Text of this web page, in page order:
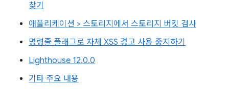
찾기
애플리케이션 > 스토리지에서 스토리지 버킷 검사
명령줄 플래그로 자체 XSS 경고 사용 중지하기
Lighthouse 12.0.0
기타 주요 내용